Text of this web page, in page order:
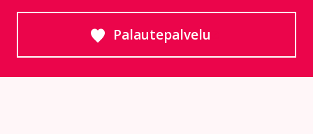
Palautepalvelu
Siirtyy ulkoiselle